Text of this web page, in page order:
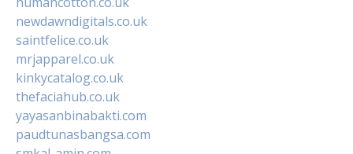
newdawndigitals.co.uk
saintfelice.co.uk
mrjapparel.co.uk
kinkycatalog.co.uk
thefaciahub.co.uk
yayasanbinabakti.com
paudtunasbangsa.com